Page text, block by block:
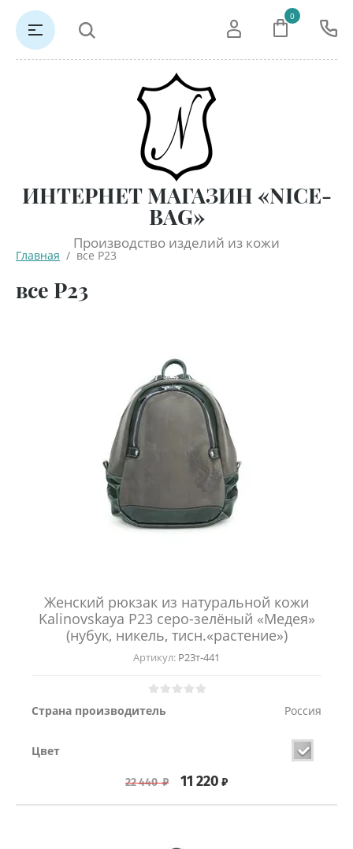
ИНТЕРНЕТ МАГАЗИН «NICE-
BAG»
Производство изделий из кожи
0
Главная
  /  все Р23
все Р23
Женский рюкзак из натуральной кожи
Kalinovskaya Р23 серо-зелёный «Медея»
(нубук, никель, тисн.«растение»)
Артикул: Р23т-441
Страна производитель Россия
Цвет
22 440₽ 11 220 ₽